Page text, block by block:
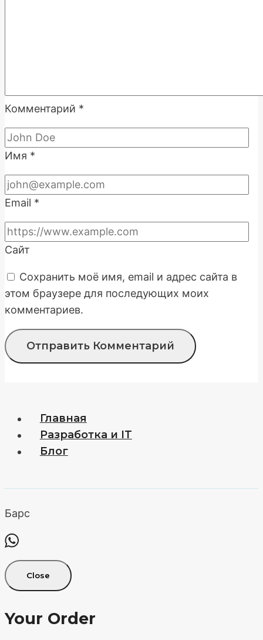
Комментарий *
Имя *
Email *
Сайт
Сохранить моё имя, email и адрес сайта в
этом браузере для последующих моих
комментариев.
Главная
Разработка и IT
Блог
Барс
Close
Your Order